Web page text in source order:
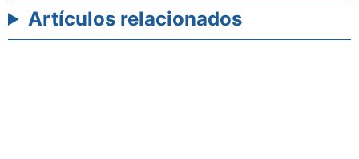
Artículos relacionados